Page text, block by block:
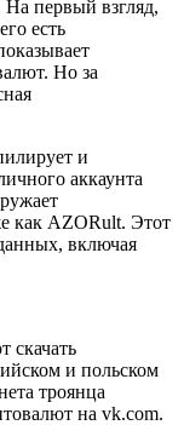
первый взгляд,
есть
Но за
и
аккаунта
как AZORult. Этот
включая
скачать
и польском
троянца
на vk.com.